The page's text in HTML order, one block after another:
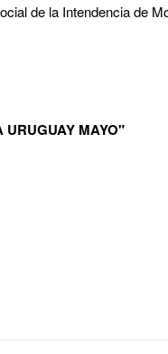
de la Intendencia de
MAYO"